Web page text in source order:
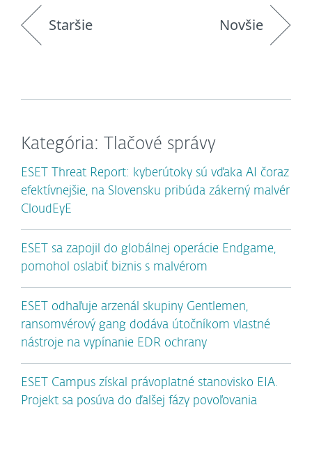
Staršie Novšie
Kategória: Tlačové správy
ESET Threat Report: kyberútoky sú vďaka AI čoraz
efektívnejšie, na Slovensku pribúda zákerný malvér
CloudEyE
ESET sa zapojil do globálnej operácie Endgame,
pomohol oslabiť biznis s malvérom
ESET odhaľuje arzenál skupiny Gentlemen,
ransomvérový gang dodáva útočníkom vlastné
nástroje na vypínanie EDR ochrany
ESET Campus získal právoplatné stanovisko EIA.
Projekt sa posúva do ďalšej fázy povoľovania